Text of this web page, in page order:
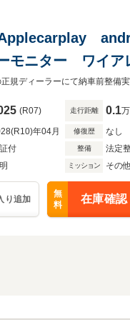
Applecarplay
モニター ワイア
(R07) 走行距離 0.1
年04月 修復歴 なし
付 整備 法定
ミッション その
り追加
無
料
在庫確